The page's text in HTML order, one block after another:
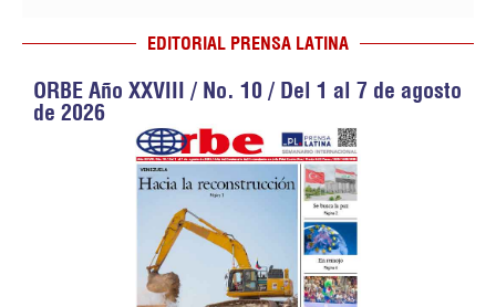
EDITORIAL PRENSA LATINA
ORBE Año XXVIII / No. 10 / Del 1 al 7 de agosto
de 2026